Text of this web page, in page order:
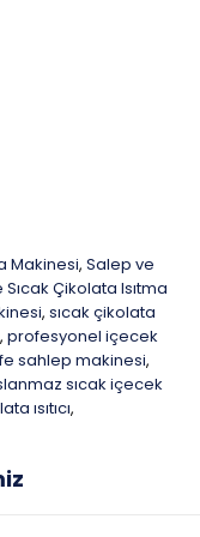
Makinesi, Salep ve
Çikolata Isıtma
, sıcak çikolata
, profesyonel içecek
sahlep makinesi,
sıcak içecek
ısıtıcı,